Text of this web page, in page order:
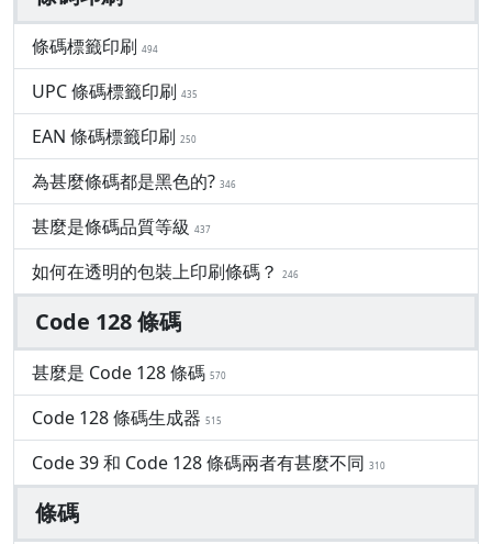
條碼標籤印刷 494
UPC 條碼標籤印刷 435
EAN 條碼標籤印刷 250
為甚麼條碼都是黑色的? 346
甚麼是條碼品質等級 437
如何在透明的包裝上印刷條碼？ 246
Code 128 條碼
甚麼是 Code 128 條碼 570
Code 128 條碼生成器 515
Code 39 和 Code 128 條碼兩者有甚麼不同 310
條碼